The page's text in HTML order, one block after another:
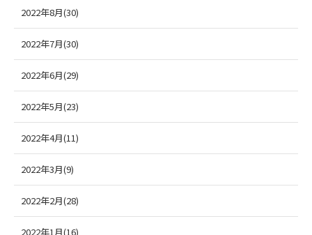
2022年8月(30)
2022年7月(30)
2022年6月(29)
2022年5月(23)
2022年4月(11)
2022年3月(9)
2022年2月(28)
2022年1月(16)